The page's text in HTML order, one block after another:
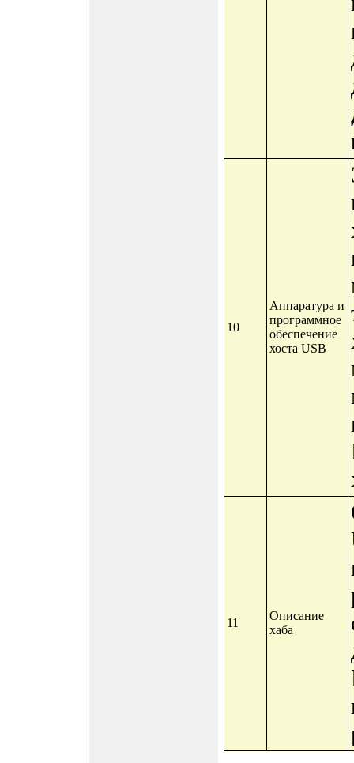
10
Аппаратура и
программное
обеспечение
хоста USB
11
Описание
хаба